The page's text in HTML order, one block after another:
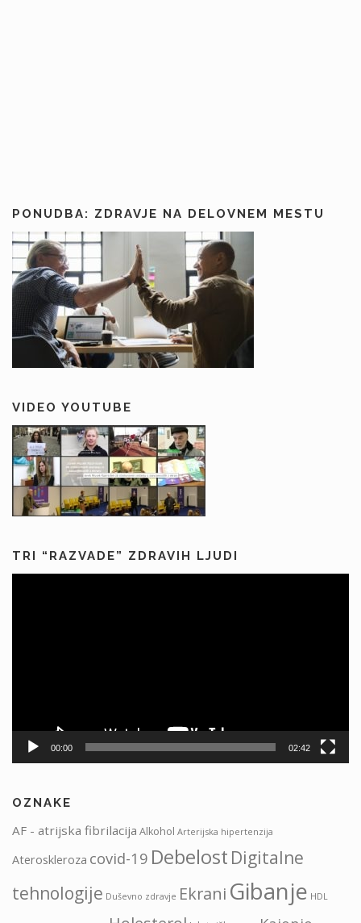
PONUDBA: ZDRAVJE NA DELOVNEM MESTU
VIDEO YOUTUBE
TRI “RAZVADE” ZDRAVIH LJUDI
00:00 02:42
OZNAKE
AF - atrijska fibrilacija Alkohol Arterijska hipertenzija
Ateroskleroza covid-19 Debelost Digitalne
tehnologije Duševno zdravje Ekrani Gibanje HDL